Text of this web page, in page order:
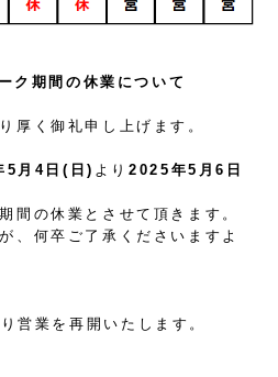
ク期間の休業について
厚く御礼申し上げます。
5月4日(日) より2025年5月6日
間の休業とさせて頂きます。
、何卒ご了承くださいますよ
営業を再開いたします。